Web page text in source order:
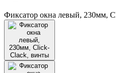
Фиксатор окна левый, 230мм,